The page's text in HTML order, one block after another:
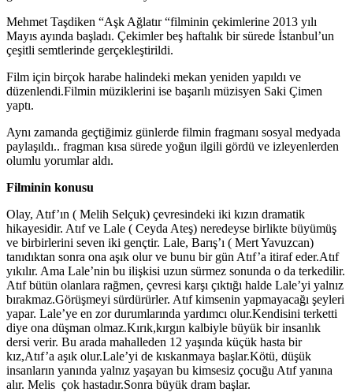
Mehmet Taşdiken “Aşk Ağlatır “filminin çekimlerine 2013 yılı
Mayıs ayında başladı. Çekimler beş haftalık bir sürede İstanbul’un
çeşitli semtlerinde gerçekleştirildi.
Film için birçok harabe halindeki mekan yeniden yapıldı ve
düzenlendi.Filmin müziklerini ise başarılı müzisyen Saki Çimen
yaptı.
Aynı zamanda geçtiğimiz günlerde filmin fragmanı sosyal medyada
paylaşıldı.. fragman kısa sürede yoğun ilgili gördü ve izleyenlerden
olumlu yorumlar aldı.
Filminin konusu
Olay, Atıf’ın ( Melih Selçuk) çevresindeki iki kızın dramatik
hikayesidir. Atıf ve Lale ( Ceyda Ateş) neredeyse birlikte büyümüş
ve birbirlerini seven iki gençtir. Lale, Barış’ı ( Mert Yavuzcan)
tanıdıktan sonra ona aşık olur ve bunu bir gün Atıf’a itiraf eder.Atıf
yıkılır. Ama Lale’nin bu ilişkisi uzun sürmez sonunda o da terkedilir.
Atıf bütün olanlara rağmen, çevresi karşı çıktığı halde Lale’yi yalnız
bırakmaz.Görüşmeyi sürdürürler. Atıf kimsenin yapmayacağı şeyleri
yapar. Lale’ye en zor durumlarında yardımcı olur.Kendisini terketti
diye ona düşman olmaz.Kırık,kırgın kalbiyle büyük bir insanlık
dersi verir. Bu arada mahalleden 12 yaşında küçük hasta bir
kız,Atıf’a aşık olur.Lale’yi de kıskanmaya başlar.Kötü, düşük
insanların yanında yalnız yaşayan bu kimsesiz çocuğu Atıf yanına
alır. Melis çok hastadır.Sonra büyük dram başlar.